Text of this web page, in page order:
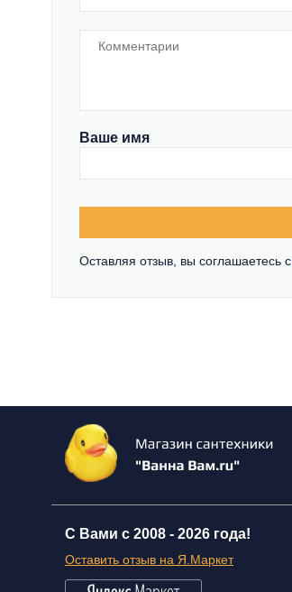
Ваше имя
Оставляя отзыв, вы соглашаетесь c
С Вами с 2008 - 2026 года!
Оставить отзыв на Я.Маркет